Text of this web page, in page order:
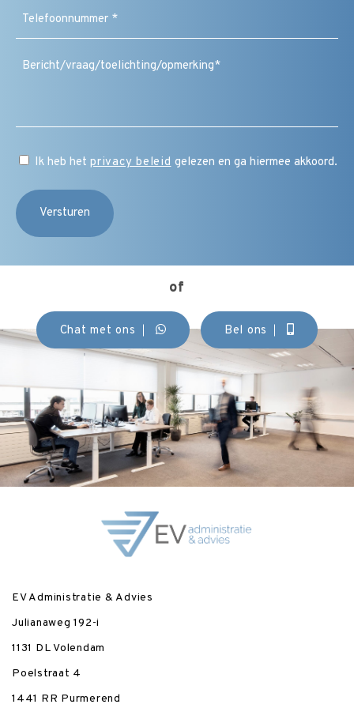
Bericht
/
opmerking
(Vereist)
Instemming
Ik heb het privacy beleidgelezen en ga hiermee akkoord.
of
Chat met ons Bel ons
EV Administratie & Advies
Julianaweg 192-i
1131 DL Volendam
Poelstraat 4
1441 RR Purmerend